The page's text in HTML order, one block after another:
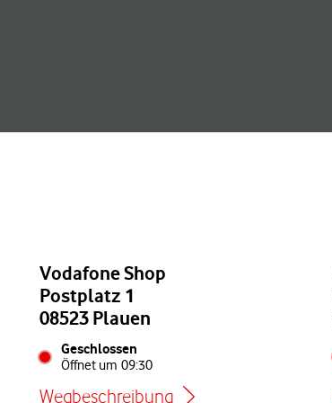
Vodafone Shop
Postplatz 1
08523 Plauen
Geschlossen
Öffnet um 09:30
Wegbeschreibung